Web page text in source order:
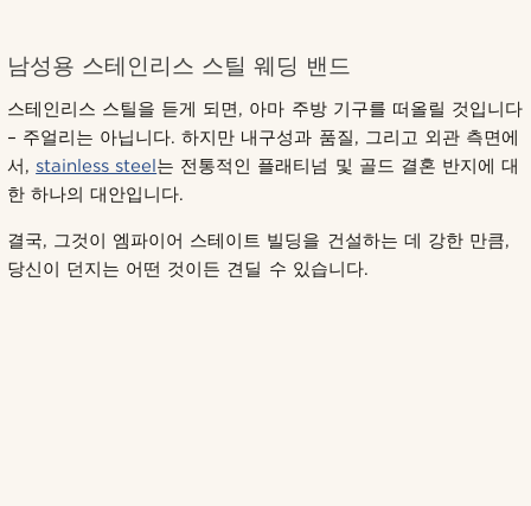
남성용 스테인리스 스틸 웨딩 밴드
스테인리스 스틸을 듣게 되면, 아마 주방 기구를 떠올릴 것입니다
– 주얼리는 아닙니다. 하지만 내구성과 품질, 그리고 외관 측면에
서, stainless steel는 전통적인 플래티넘 및 골드 결혼 반지에 대
한 하나의 대안입니다.
결국, 그것이 엠파이어 스테이트 빌딩을 건설하는 데 강한 만큼,
당신이 던지는 어떤 것이든 견딜 수 있습니다.